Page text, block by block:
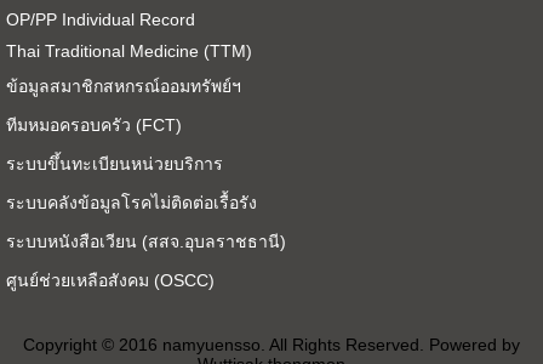
OP/PP Individual Record
Thai Traditional Medicine (TTM)
ข้อมูลสมาชิกสหกรณ์ออมทรัพย์ฯ
ทีมหมอครอบครัว (FCT)
ระบบขึ้นทะเบียนหน่วยบริการ
ระบบคลังข้อมูลโรคไม่ติดต่อเรื้อรัง
ระบบหนังสือเวียน (สสจ.อุบลราชธานี)
ศูนย์ช่วยเหลือสังคม (OSCC)
Copyright © 2016 namyuensso. All Rights Reserved. Powered by